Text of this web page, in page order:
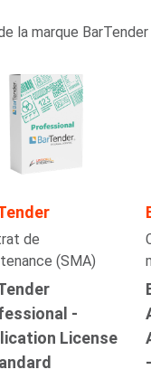
la marque BarTender
de
(SMA)
-
License